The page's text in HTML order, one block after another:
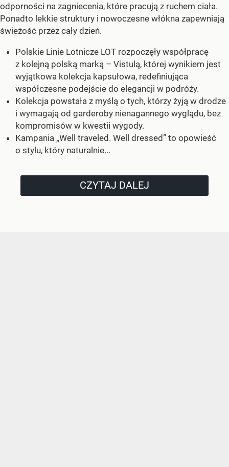
odporności na zagniecenia, które pracują z ruchem ciała.
Ponadto lekkie struktury i nowoczesne włókna zapewniają
świeżość przez cały dzień.
Polskie Linie Lotnicze LOT rozpoczęły współpracę
z kolejną polską marką – Vistulą, której wynikiem jest
wyjątkowa kolekcja kapsułowa, redefiniująca
współczesne podejście do elegancji w podróży.
Kolekcja powstała z myślą o tych, którzy żyją w drodze
i wymagają od garderoby nienagannego wyglądu, bez
kompromisów w kwestii wygody.
Kampania „Well traveled. Well dressed” to opowieść
o stylu, który naturalnie...
CZYTAJ DALEJ